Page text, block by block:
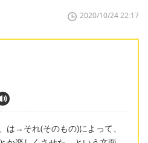
2020/10/24 22:17
は→それ(そのもの)によって、